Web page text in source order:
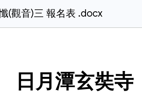
(觀音)三 報名表 .docx
日月潭玄奘寺